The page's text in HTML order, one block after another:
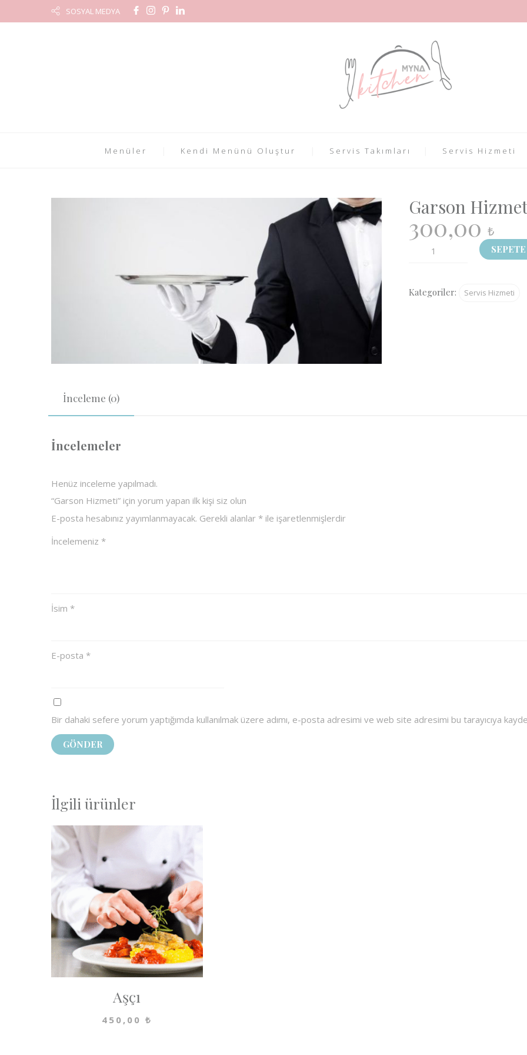
SOSYAL MEDYA
Menüler Kendi Menünü Oluştur Servis Takımları Servis Hizmeti
Garson
300,00₺
Garson
Kategoriler: Servis Hizmeti
İnceleme (0)
İncelemeler
Henüz inceleme yapılmadı.
“Garson Hizmeti” için yorum yapan ilk kişi siz olun
E-posta hesabınız yayımlanmayacak. Gerekli alanlar * ile işaretlenmişlerdir
İncelemeniz *
İsim *
E-posta *
Bir dahaki sefere yorum yaptığımda kullanılmak üzere adımı, e-posta adresimi ve web site adresimi bu tarayıcıya
İlgili ürünler
Aşçı
450,00 ₺